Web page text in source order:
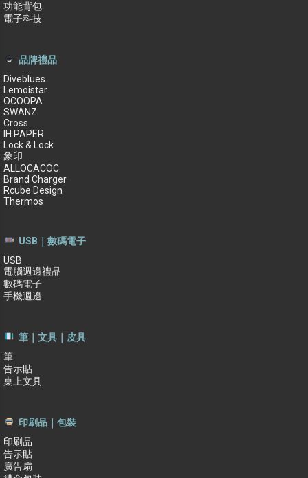
功能背包
電子科技
品牌禮品
Diveblues
Lemoistar
OCOOPA
SWANZ
Cross
IH PAPER
Lock & Lock
象印
ALLOCACOC
Brand Charger
Rcube Design
Thermos
USB｜數碼電子
USB
電腦週邊禮品
數碼電子
手機週邊
筆｜文具｜皮具
筆
告示貼
桌上文具
印刷品｜包裝
印刷品
告示貼
廣告扇